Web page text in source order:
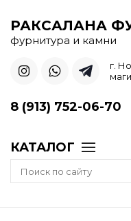
РАКСАЛАНА
фурнитура и камни
г.
8 (913) 752-06-70
КАТАЛОГ